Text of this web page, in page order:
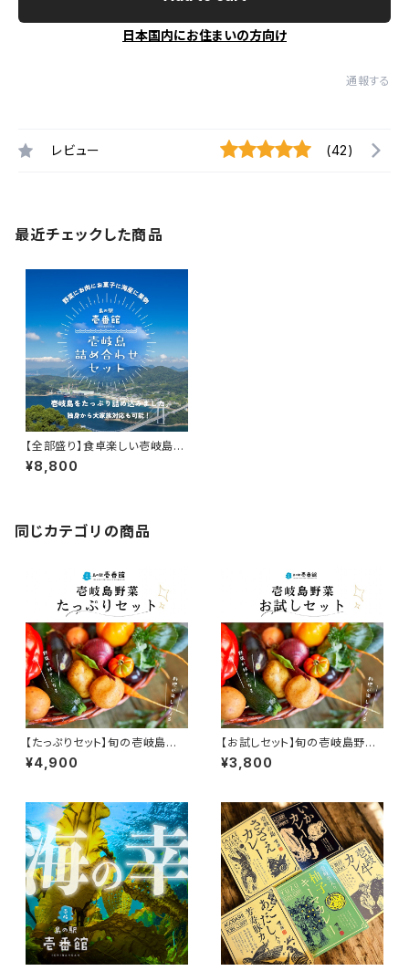
日本国内にお住まいの方向け
通報する
レビュー (42)
最近チェックした商品
【全部盛り】食卓楽しい壱岐島詰
め合わせセット（野菜+お肉+海
産+お菓子）
¥8,800
同じカテゴリの商品
【たっぷりセット】旬の壱岐島野
菜セット+乾物+お肉
¥4,900
【お試しセット】旬の壱岐島野菜
セット+乾物
¥3,800